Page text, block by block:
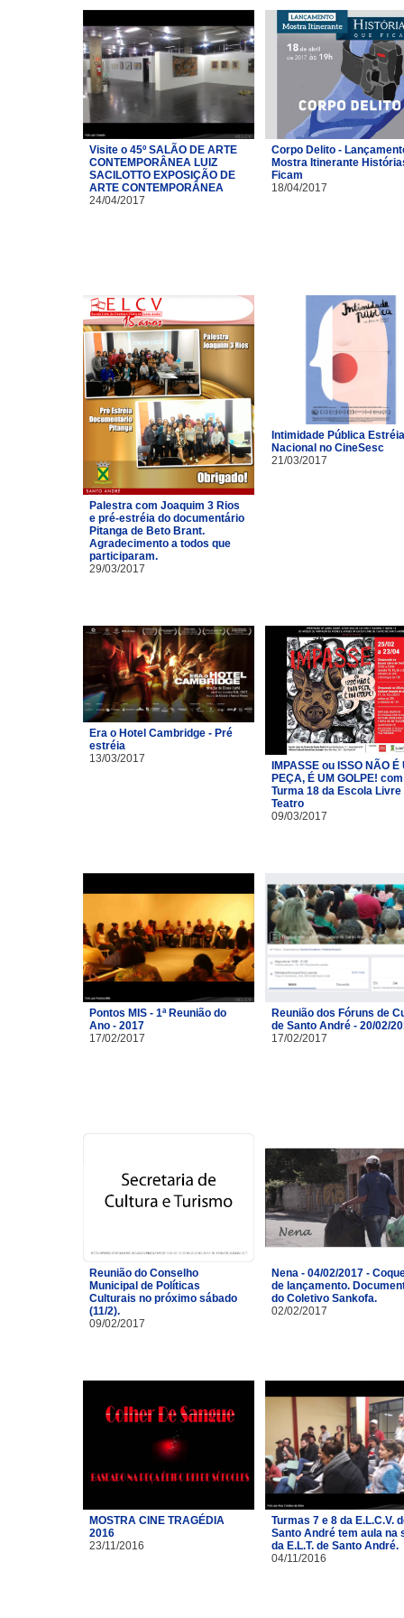
Visite o 45º SALÃO DE ARTE
CONTEMPORÂNEA LUIZ
SACILOTTO EXPOSIÇÃO DE
ARTE CONTEMPORÂNEA
24/04/2017
Corpo Delito -
Mostra Itinerante
Ficam
18/04/2017
Palestra com Joaquim 3 Rios
e pré-estréia do documentário
Pitanga de Beto Brant.
Agradecimento a todos que
participaram.
29/03/2017
Intimidade Pública Estréia
Nacional no CineSesc
21/03/2017
Era o Hotel Cambridge - Pré
estréia
13/03/2017
IMPASSE ou ISSO NÃO É
PEÇA, É UM GOLPE!
Turma 18 da Escola Livre
Teatro​
09/03/2017
Pontos MIS - 1ª Reunião do
Ano - 2017
17/02/2017
Reunião dos Fóruns de
de Santo André - 20/02/
17/02/2017
Reunião do Conselho
Municipal de Políticas
Culturais no próximo sábado
(11/2).
09/02/2017
Nena - 04/02/2017 -
de lançamento.
do Coletivo Sankofa.
02/02/2017
MOSTRA CINE TRAGÉDIA
2016
23/11/2016
Turmas 7 e 8 da E.L.C.V.
Santo André tem aula na
da E.L.T. de Santo André.
04/11/2016